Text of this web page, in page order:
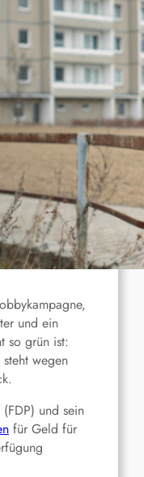
und ein
so grün ist:
wegen
und sein
für Geld für